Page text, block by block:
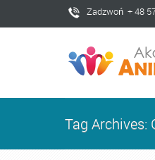
Zadzwoń + 48
Tag Archives: